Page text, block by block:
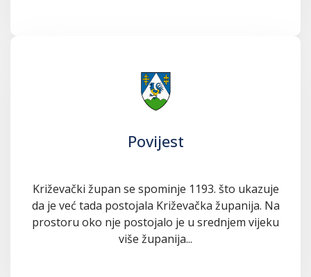
Povijest
Križevački župan se spominje 1193. što ukazuje
da je već tada postojala Križevačka županija. Na
prostoru oko nje postojalo je u srednjem vijeku
više županija...